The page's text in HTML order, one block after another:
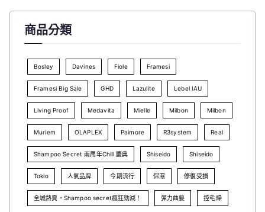
商品分類
Bosley Davines Fiole Framesi
Framesi Big Sale GHD Lazulite Lebel IAU
Living Proof Medavita Mielle Milbon Milbon
Muriem OLAPLEX Paimore R3system Real
Shampoo Secret 兩周年Chill 慶典 Shiseido Shiseido
Tokio 人氣品牌 今期流行 保濕 修復受損
全城熱賣，Shampoo secret瘋狂勁減！ 彈力曲髮 控毛燥